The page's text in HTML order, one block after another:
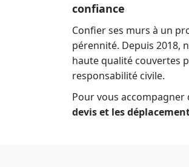
confiance
Confier ses murs à un
pérennité. Depuis 2018,
haute qualité couvertes
responsabilité civile.
Pour vous
devis et les